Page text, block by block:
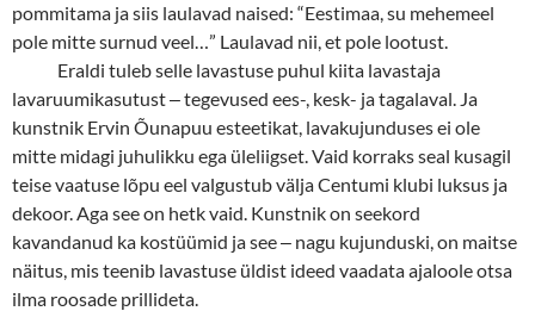
pommitama ja siis laulavad naised: “Eestimaa, su mehemeel
pole mitte surnud veel…” Laulavad nii, et pole lootust.
Eraldi tuleb selle lavastuse puhul kiita lavastaja
lavaruumikasutust‒tegevused ees-, kesk- ja tagalaval. Ja
kunstnik Ervin Õunapuu esteetikat, lavakujunduses ei ole
mitte midagi juhulikku ega üleliigset. Vaid korraks seal kusagil
teise vaatuse lõpu eel valgustub välja Centumi klubi luksus ja
dekoor. Aga see on hetk vaid. Kunstnik on seekord
kavandanud ka kostüümid ja see‒ nagu kujunduski, on maitse
näitus, mis teenib lavastuse üldist ideed vaadata ajaloole otsa
ilma roosade prillideta.